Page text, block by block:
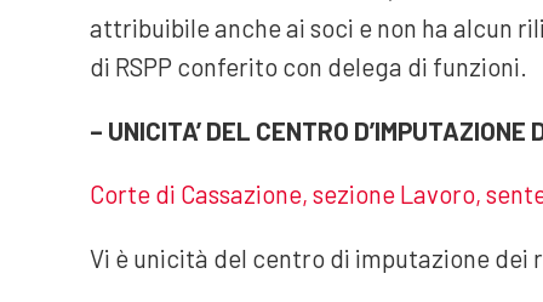
attribuibile anche ai soci e non ha alcun
di RSPP conferito con delega di funzioni.
– UNICITA’ DEL CENTRO
Corte di Cassazione, sezione Lavoro,
Vi è unicità del centro di imputazione